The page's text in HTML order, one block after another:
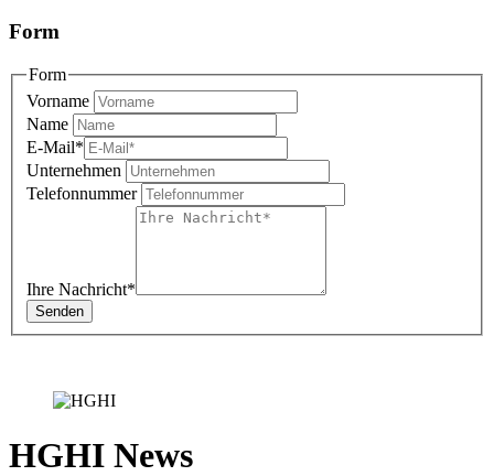
Form
Form
Vorname
Name
E-Mail*
Unternehmen
Telefonnummer
Ihre Nachricht*
HGHI News